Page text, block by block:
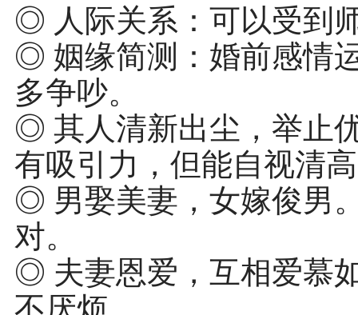
◎ 人际关系：可以受到
◎ 姻缘简测：婚前感情
多争吵。
◎ 其人清新出尘，举止
有吸引力，但能自视清
◎ 男娶美妻，女嫁俊男
对。
◎ 夫妻恩爱，互相爱慕